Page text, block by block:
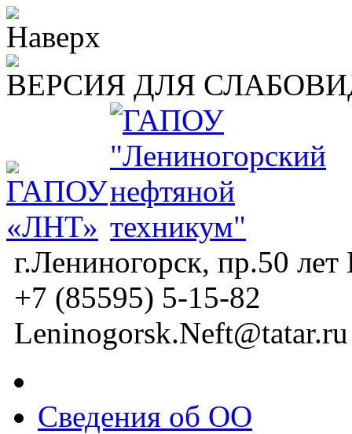
ВЕРСИЯ ДЛЯ
г.Лениногорск, пр.50
+7 (85595) 5-15-82
Leninogorsk.Neft@tatar.ru
Сведения об ОО